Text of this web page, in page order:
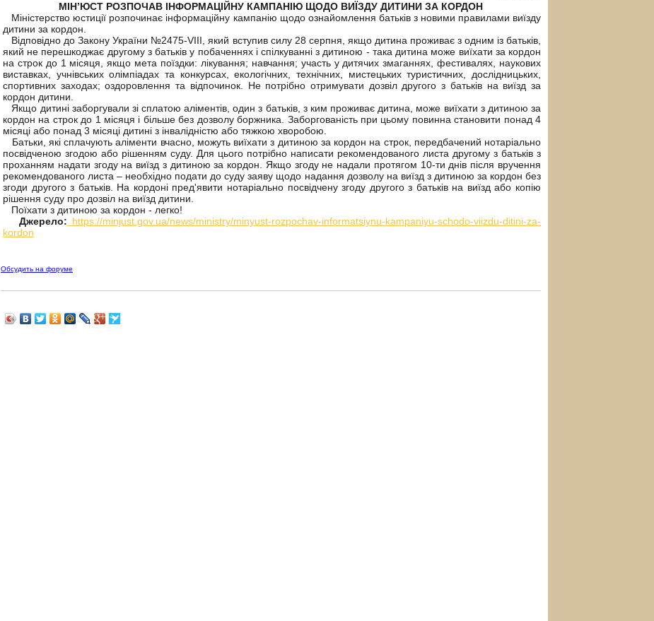
МІН’ЮСТ РОЗПОЧАВ ІНФОРМАЦІЙНУ КАМПАНІЮ ЩОДО ВИЇЗДУ ДИТИНИ ЗА КОРДОН
Міністерство юстиції розпочинає інформаційну кампанію щодо ознайомлення батьків з новими правилами виїзду
дитини за кордон.
Відповідно до Закону України №2475-VІІІ, який вступив силу 28 серпня, якщо дитина проживає з одним із батьків,
який не перешкоджає другому з батьків у побаченнях і спілкуванні з дитиною - така дитина може виїхати за кордон
на строк до 1 місяця, якщо мета поїздки: лікування; навчання; участь у дитячих змаганнях, фестивалях, наукових
виставках, учнівських олімпіадах та конкурсах, екологічних, технічних, мистецьких туристичних, дослідницьких,
спортивних заходах; оздоровлення та відпочинок. Не потрібно отримувати дозвіл другого з батьків на виїзд за
кордон дитини.
Якщо дитині заборгували зі сплатою аліментів, один з батьків, з ким проживає дитина, може виїхати з дитиною за
кордон на строк до 1 місяця і більше без дозволу боржника. Заборгованість при цьому повинна становити понад 4
місяці або понад 3 місяці дитині з інвалідністю або тяжкою хворобою.
Батьки, які сплачують аліменти вчасно, можуть виїхати з дитиною за кордон на строк, передбачений нотаріально
посвідченою згодою або рішенням суду. Для цього потрібно написати рекомендованого листа другому з батьків з
проханням надати згоду на виїзд з дитиною за кордон. Якщо згоду не надали протягом 10-ти днів після вручення
рекомендованого листа – необхідно подати до суду заяву щодо надання дозволу на виїзд з дитиною за кордон без
згоди другого з батьків. На кордоні пред'явити нотаріально посвідчену згоду другого з батьків на виїзд або копію
рішення суду про дозвіл на виїзд дитини.
Поїхати з дитиною за кордон - легко!
Джерело: https://minjust.gov.ua/news/ministry/minyust-rozpochav-informatsiynu-kampaniyu-schodo-viizdu-ditini-za-
kordon
Обсудить на форуме